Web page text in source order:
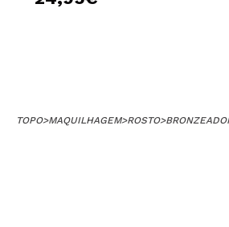
TOPO>MAQUILHAGEM>ROSTO>